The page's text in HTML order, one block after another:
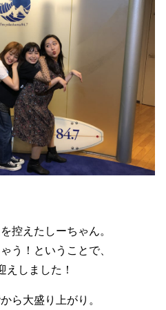
控えたしーちゃん。
う！ということで、
しました！
ら大盛り上がり。